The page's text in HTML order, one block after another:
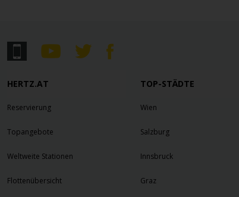
HERTZ.AT
Reservierung
Topangebote
Weltweite Stationen
Flottenübersicht
TOP-STÄDTE
Wien
Salzburg
Innsbruck
Graz